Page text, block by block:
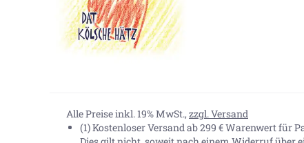
Alle Preise inkl. 19% MwSt., zzgl. Versand
(1) Kostenloser Versand ab 299 € Warenwert für